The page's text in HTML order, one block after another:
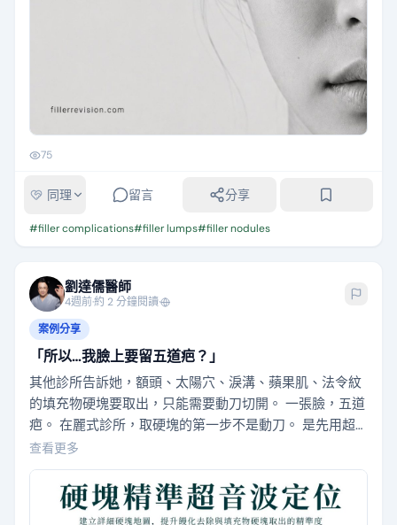
75
同理 留言 分享
#filler complications#filler lumps#filler nodules
劉達儒醫師
4週前·約 2 分鐘閱讀·
案例分享
「所以…我臉上要留五道疤？」
其他診所告訴她，額頭、太陽穴、淚溝、蘋果肌、法令紋
的填充物硬塊要取出，只能需要動刀切開。 一張臉，五道
疤。 在麗式診所，取硬塊的第一步不是動刀。 是先用超
音波掃描，把硬塊看清楚。 照片上那些線，不是隨手畫
的。是超音波一塊一塊確認過的範圍、深度、分布—— 一
張，屬於她的硬塊地圖。 填充物硬塊修復，最怕的從來不
是硬塊大，是不知道它藏在哪，就盲目剝、盲目挖。 尤其
查看更多